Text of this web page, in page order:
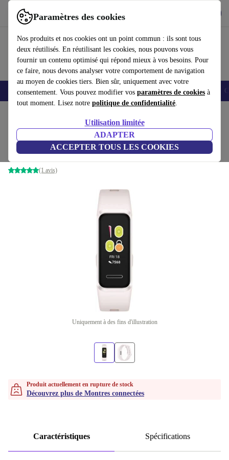
Paramètres des cookies
Nos produits et nos cookies ont un point commun : ils sont tous
deux réutilisés. En réutilisant les cookies, nous pouvons vous
fournir un contenu optimisé qui répond mieux à vos besoins. Pour
ce faire, nous devons analyser votre comportement de navigation
au moyen de cookies tiers. Bien sûr, uniquement avec votre
consentement. Vous pouvez modifier vos paramètres de cookies à
tout moment. Lisez notre politique de confidentialité.
Utilisation limitée
ADAPTER
ACCEPTER TOUS LES COOKIES
Utilisez refurbed rapidement et facilement
Smartphones Laptops Tablettes Montres connectées Accessoires
Huawei Band 4 (2019)
sakura pink
(1 avis)
Uniquement à des fins d'illustration
Produit actuellement en rupture de stock
Découvrez plus de Montres connectées
Caractéristiques Spécifications